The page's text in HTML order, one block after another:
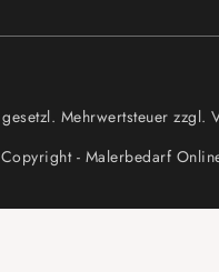
Mehrwertsteuer zzgl.
- Malerbedarf